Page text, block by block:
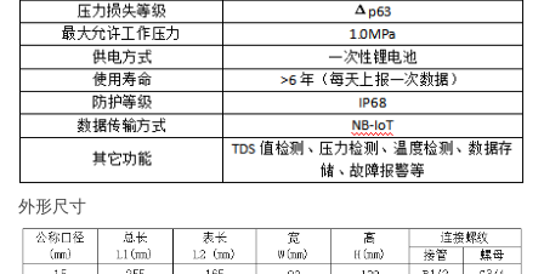
外形尺寸